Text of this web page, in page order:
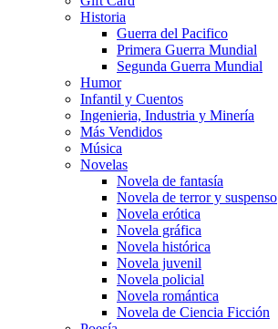
Historia
Guerra del Pacifico
Primera Guerra Mundial
Segunda Guerra Mundial
Humor
Infantil y Cuentos
Ingenieria, Industria y Minería
Más Vendidos
Música
Novelas
Novela de fantasía
Novela de terror y suspenso
Novela erótica
Novela gráfica
Novela histórica
Novela juvenil
Novela policial
Novela romántica
Novela de Ciencia Ficción